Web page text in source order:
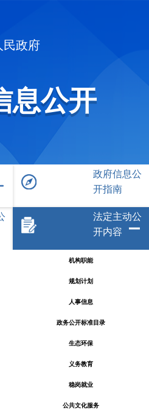
民政府
息公开
政府信息公
开指南
法定主动公
开内容
机构职能
规划计划
人事信息
政务公开标准目录
生态环保
义务教育
稳岗就业
公共文化服务